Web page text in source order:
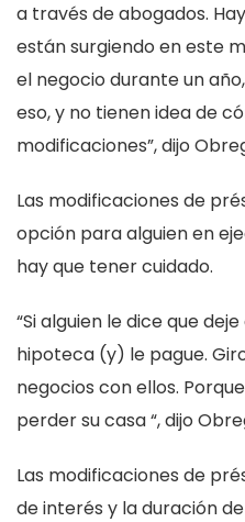
a través de abogados.
están surgiendo en este
el negocio durante un
eso, y no tienen idea de
modificaciones”, dijo
Las modificaciones de
opción para alguien en
hay que tener cuidado.
“Si alguien le dice que
hipoteca (y) le pague.
negocios con ellos.
perder su casa “, dijo
Las modificaciones de
de interés y la duración